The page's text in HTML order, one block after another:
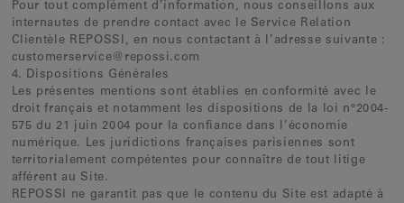
Pour tout complément d’information, nous conseillons aux
internautes de prendre contact avec le Service Relation
Clientèle REPOSSI, en nous contactant à l’adresse suivante :
customerservice@repossi.com
4. Dispositions Générales
Les présentes mentions sont établies en conformité avec le
droit français et notamment les dispositions de la loi n°2004-
575 du 21 juin 2004 pour la confiance dans l’économie
numérique. Les juridictions françaises parisiennes sont
territorialement compétentes pour connaître de tout litige
afférent au Site.
REPOSSI ne garantit pas que le contenu du Site est adapté à